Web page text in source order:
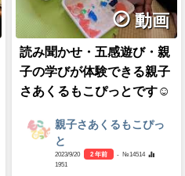
動画
読み聞かせ・五感遊び・親
子の学びが体験できる親子
さあくるもこぴっとです☺
親子さあくるもこぴっ
と
2023/9/20 2 年前
- №14514
1951